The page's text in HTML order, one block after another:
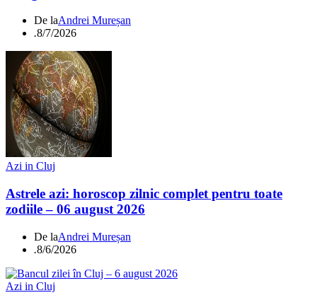
De laAndrei Mureșan
.8/7/2026
Azi in Cluj
Astrele azi: horoscop zilnic complet pentru toate
zodiile – 06 august 2026
De laAndrei Mureșan
.8/6/2026
Azi in Cluj